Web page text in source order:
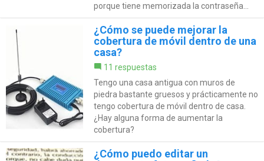
porque tiene memorizada la contraseña...
¿Cómo se puede mejorar la
cobertura de móvil dentro de una
casa?
11 respuestas
Tengo una casa antigua con muros de
piedra bastante gruesos y prácticamente no
tengo cobertura de móvil dentro de casa.
¿Hay alguna forma de aumentar la
cobertura?
¿Cómo puedo editar un